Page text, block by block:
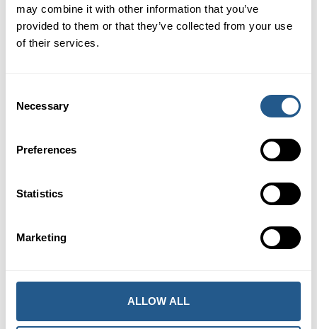
may combine it with other information that you’ve
provided to them or that they’ve collected from your use
of their services.
Selection
Necessary
Preferences
Statistics
Marketing
ALLOW ALL
Pris
Barn 7-12 år320 kr